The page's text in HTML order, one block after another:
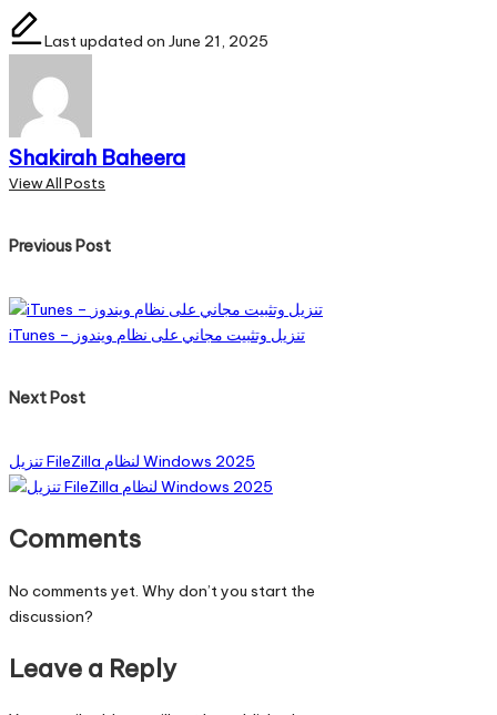
Last updated on June 21, 2025
Shakirah Baheera
View All Posts
Post
navigation
Previous Post
iTunes – تنزيل وتثبيت مجاني على نظام ويندوز
Next Post
تنزيل FileZilla لنظام Windows 2025
Comments
No comments yet. Why don’t you start the
discussion?
Leave a Reply